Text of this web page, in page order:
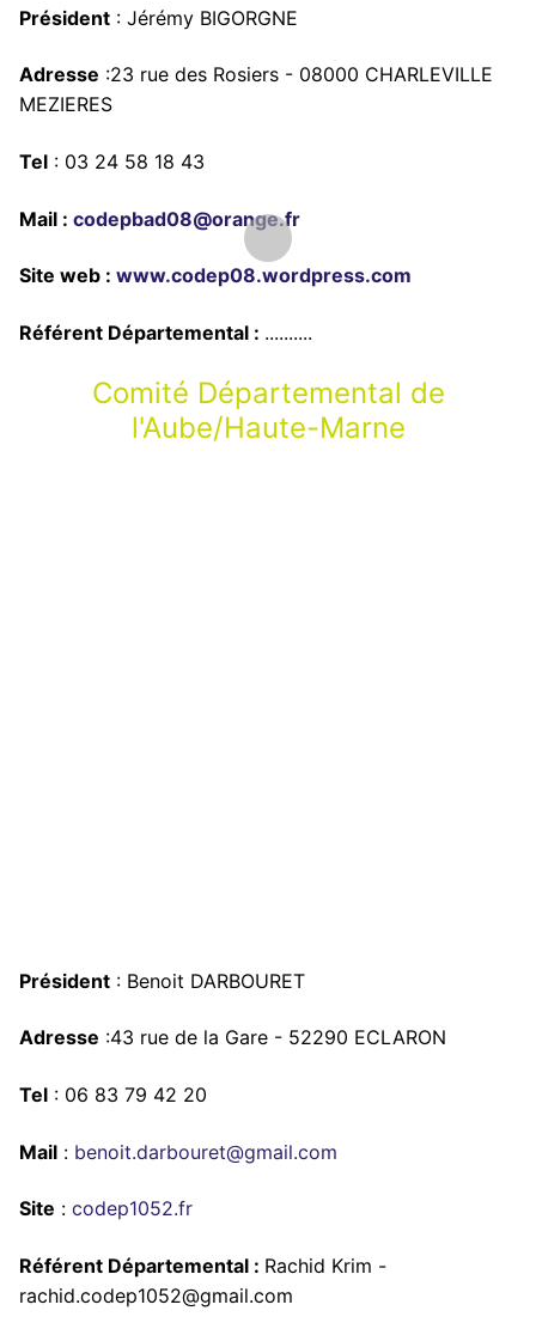
Président : Jérémy BIGORGNE
Adresse :23 rue des Rosiers - 08000 CHARLEVILLE
MEZIERES
Tel : 03 24 58 18 43
Mail : codepbad08@orange.fr
Site web : www.codep08.wordpress.com
Référent Départemental : ..........
Comité Départemental de
l'Aube/Haute-Marne
Président : Benoit DARBOURET
Adresse :43 rue de la Gare - 52290 ECLARON
Tel : 06 83 79 42 20
Mail : benoit.darbouret@gmail.com
Site : codep1052.fr
Référent Départemental : Rachid Krim -
rachid.codep1052@gmail.com